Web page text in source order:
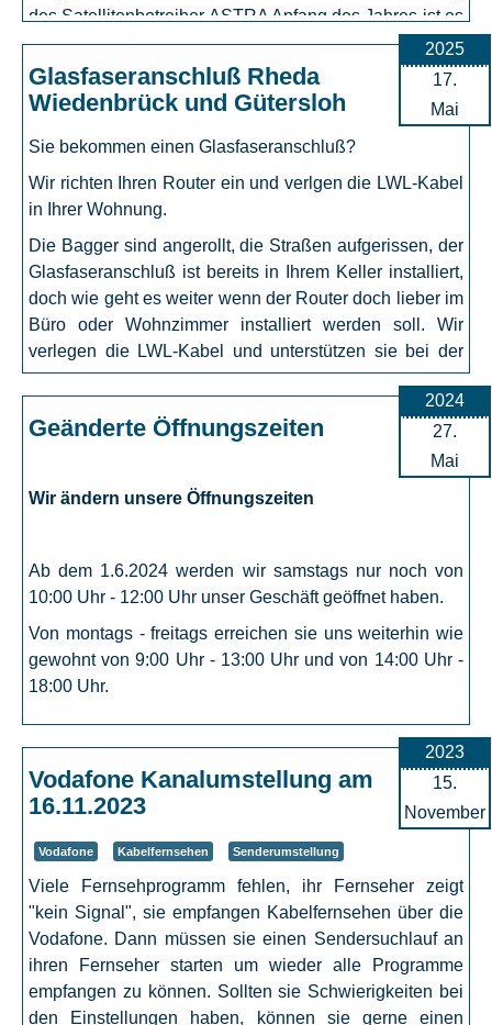
des Satellitenbetreiber ASTRA Anfang des Jahres ist es
das dritte Mal innerhalb kurzer Zeit, dass eine
Frequenzumstellung erfolgt. Für alle unsere Kunden die
einen Sendersuchlauf nicht durchführen können oder
wollen, stehen wir selbstverständlich zur Verfügung.
Nutzen sie dazu unserKONTAKTFORMULAR
dieser Webseite und geben sie Ihre Telefon-Nummer an
damit wir sie zurückrufen können.
2025
17.
Mai
Glasfaseranschluß Rheda
Wiedenbrück und Gütersloh
Sie bekommen einen Glasfaseranschluß?
Wir richten Ihren Router ein und verlgen die LWL-Kabel
in Ihrer Wohnung.
Die Bagger sind angerollt, die Straßen aufgerissen, der
Glasfaseranschluß ist bereits in Ihrem Keller installiert,
doch wie geht es weiter wenn der Router doch lieber im
Büro oder Wohnzimmer installiert werden soll. Wir
verlegen die LWL-Kabel und unterstützen sie bei der
Einrichtung des Routers - Sprechen sie uns an.
2024
27.
Mai
Geänderte Öffnungszeiten
Wir ändern unsere Öffnungszeiten
Ab dem 1.6.2024 werden wir samstags nur noch von
10:00 Uhr - 12:00 Uhr unser Geschäft geöffnet haben.
Von montags - freitags erreichen sie uns weiterhin wie
gewohnt von 9:00 Uhr - 13:00 Uhr und von 14:00 Uhr -
18:00 Uhr.
2023
15.
November
Vodafone Kanalumstellung am
16.11.2023
Vodafone Kabelfernsehen Senderumstellung
Viele Fernsehprogramm fehlen, ihr Fernseher zeigt
"kein Signal", sie empfangen Kabelfernsehen über die
Vodafone. Dann müssen sie einen Sendersuchlauf an
ihren Fernseher starten um wieder alle Programme
empfangen zu können. Sollten sie Schwierigkeiten bei
den Einstellungen haben, können sie gerne einen